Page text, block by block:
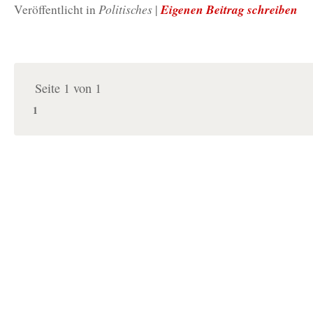
Veröffentlicht inPolitisches | Eigenen Beitrag schreiben
Seite 1 von 1
1